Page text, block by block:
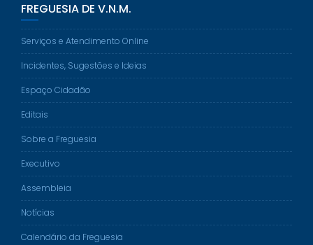
FREGUESIA DE V.N.M.
Serviços e Atendimento Online
Incidentes, Sugestões e Ideias
Espaço Cidadão
Editais
Sobre a Freguesia
Executivo
Assembleia
Notícias
Calendário da Freguesia